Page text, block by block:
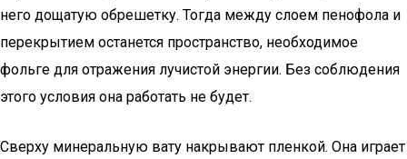
него дощатую обрешетку. Тогда между слоем пенофола и
перекрытием останется пространство, необходимое
фольге для отражения лучистой энергии. Без соблюдения
этого условия она работать не будет.
Сверху минеральную вату накрывают пленкой. Она играет